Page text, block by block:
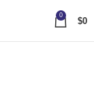
0
$0